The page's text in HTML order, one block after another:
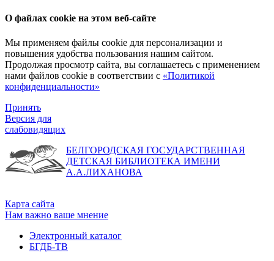
О файлах cookie на этом веб-сайте
Мы применяем файлы cookie для персонализации и
повышения удобства пользования нашим сайтом.
Продолжая просмотр сайта, вы соглашаетесь с применением
нами файлов cookie в соответствии с «Политикой
конфиденциальности»
Принять
Версия для
слабовидящих
БЕЛГОРОДСКАЯ ГОСУДАРСТВЕННАЯ
ДЕТСКАЯ БИБЛИОТЕКА ИМЕНИ
А.А.ЛИХАНОВА
Карта сайта
Нам важно ваше мнение
Электронный каталог
БГДБ-ТВ